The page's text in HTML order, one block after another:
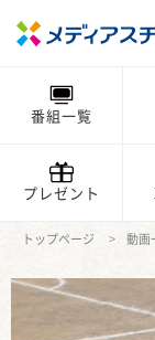
番組一覧
プレゼント
トップページ 動画